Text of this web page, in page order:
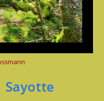
Sayotte